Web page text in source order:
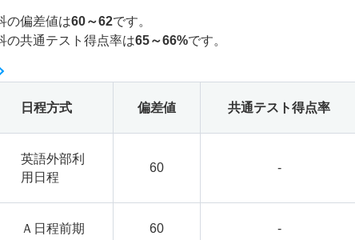
の偏差値は60～62です。
の共通テスト得点率は65～66%です。
日程方式 偏差値 共通テスト得点率
英語外部利
用日程
60 -
Ａ日程前期 60 -